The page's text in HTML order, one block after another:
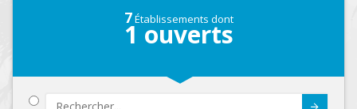
7Établissements dont
1 ouverts